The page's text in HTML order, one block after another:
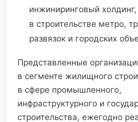
инжиниринговый
в строительстве метро,
развязок и городских
Представленные
в сегменте жилищного
в сфере промышленного,
инфраструктурного и
строительства, ежегодно